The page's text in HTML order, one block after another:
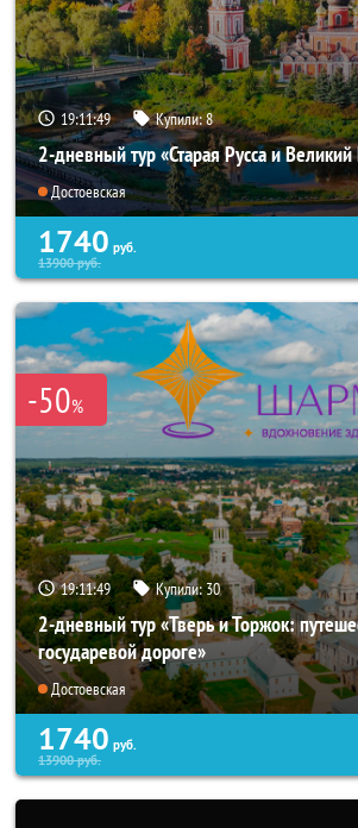
19:11:47 Купили:8
2-дневный тур «Старая Русса и
Достоевская
1740 руб.
13900руб.
-50%
19:11:47 Купили:30
2-дневный тур «Тверь и Торжок:
государевой дороге»
Достоевская
1740 руб.
13900руб.